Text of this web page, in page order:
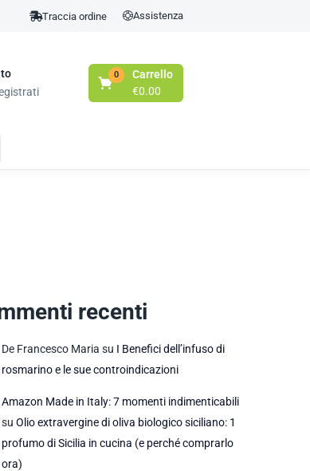
Traccia ordine Assistenza
Carrello
0
€0.00
recenti
De Francesco Maria su I Benefici dell’infuso di
rosmarino e le sue controindicazioni
Amazon Made in Italy: 7 momenti indimenticabili
su Olio extravergine di oliva biologico siciliano: 1
profumo di Sicilia in cucina (e perché comprarlo
ora)